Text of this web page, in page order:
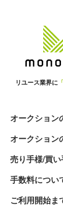
リユース業界に
オークション
オークション
売り手様/買
手数料につい
ご利用開始ま